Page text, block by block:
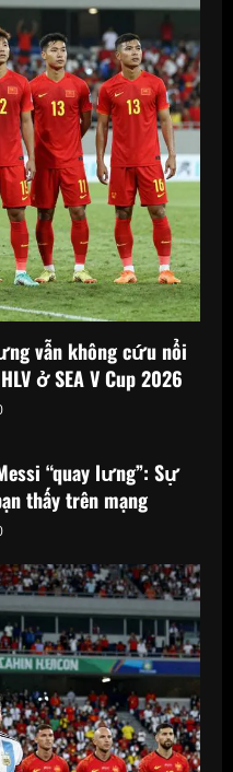
vẫn không cứu nổi
ở SEA V Cup 2026
“quay lưng”: Sự
thấy trên mạng